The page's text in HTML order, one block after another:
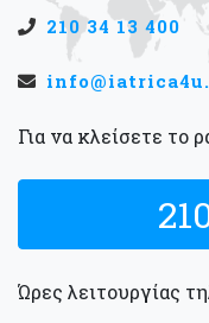
210 34 13 400
Για να κλείσετε το
Ώρες λειτουργίας